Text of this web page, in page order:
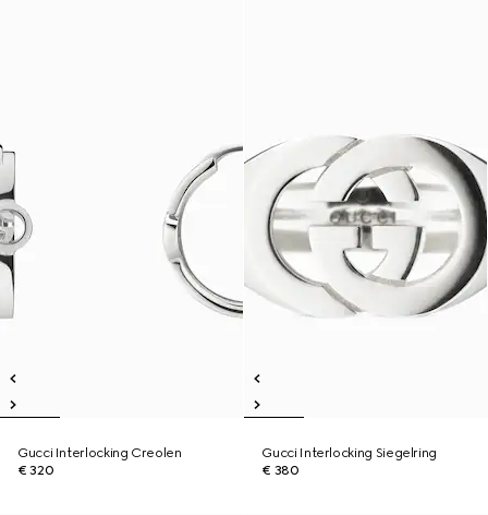
Gucci Interlocking Creolen
€ 320
Gucci Interlocking Siegelring
€ 380